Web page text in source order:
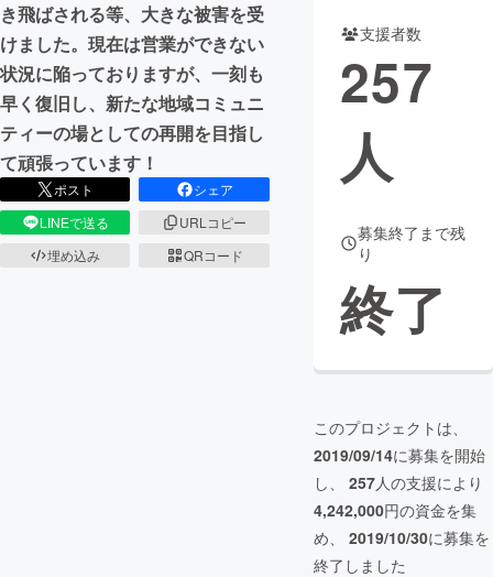
き飛ばされる等、大きな被害を受
けました。現在は営業ができない
状況に陥っておりますが、一刻も
早く復旧し、新たな地域コミュニ
ティーの場としての再開を目指し
て頑張っています！
ポスト
シェア
LINEで送る
URLコピー
埋め込み
QRコード
支援者数
257
人
募集終了まで残
り
終了
このプロジェクトは、
2019/09/14に募集を開始
し、 257人の支援により
4,242,000円の資金を集
め、 2019/10/30に募集を
終了しました